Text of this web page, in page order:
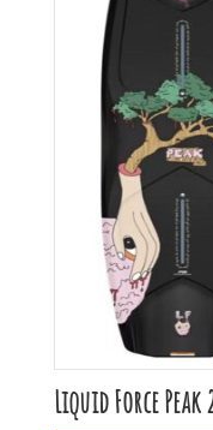
Liquid Force Peak